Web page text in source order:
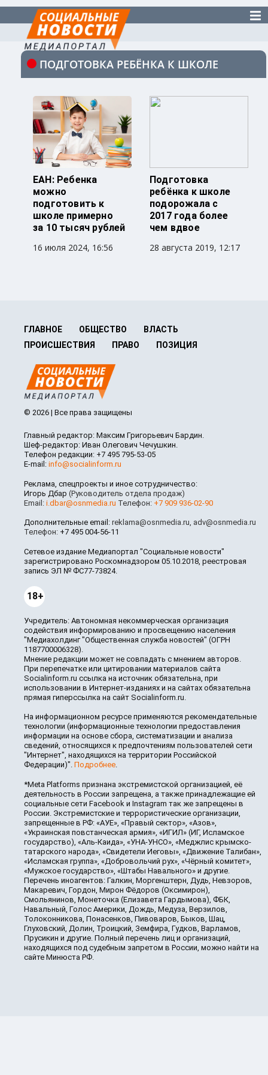
ПОДГОТОВКА РЕБЁНКА К ШКОЛЕ
ЕАН: Ребенка
можно
подготовить к
школе примерно
за 10 тысяч рублей
16 июля 2024, 16:56
Подготовка
ребёнка к школе
подорожала с
2017 года более
чем вдвое
28 августа 2019, 12:17
ГЛАВНОЕ ОБЩЕСТВО
ВЛАСТЬ
ПРОИСШЕСТВИЯ
ПРАВО ПОЗИЦИЯ
© 2026 | Все права защищены
Главный редактор: Максим Григорьевич Бардин.
Шеф-редактор: Иван Олегович Чечушкин.
Телефон редакции: +7 495 795-53-05
E-mail: info@socialinform.ru
Реклама, спецпроекты и иное сотрудничество:
Игорь Дбар (Руководитель отдела продаж)
Email: i.dbar@osnmedia.ru Телефон: +7 909 936-02-90
Дополнительные email: reklama@osnmedia.ru, adv@osnmedia.ru
Телефон: +7 495 004-56-11
Сетевое издание Медиапортал "Социальные новости"
зарегистрировано Роскомнадзором 05.10.2018, реестровая
запись ЭЛ № ФС77-73824.
18+
Учредитель: Автономная некоммерческая организация
содействия информированию и просвещению населения
"Медиахолдинг "Общественная служба новостей" (ОГРН
1187700006328).
Мнение редакции может не совпадать с мнением авторов.
При перепечатке или цитировании материалов сайта
Socialinform.ru ссылка на источник обязательна, при
использовании в Интернет-изданиях и на сайтах обязательна
прямая гиперссылка на сайт Socialinform.ru.
На информационном ресурсе применяются рекомендательные
технологии (информационные технологии предоставления
информации на основе сбора, систематизации и анализа
сведений, относящихся к предпочтениям пользователей сети
"Интернет", находящихся на территории Российской
Федерации)". Подробнее.
*Meta Platforms признана экстремистской организацией, её
деятельность в России запрещена, а также принадлежащие ей
социальные сети Facebook и Instagram так же запрещены в
России. Экстремистские и террористические организации,
запрещенные в РФ: «АУЕ», «Правый сектор», «Азов»,
«Украинская повстанческая армия», «ИГИЛ» (ИГ, Исламское
государство), «Аль-Каида», «УНА-УНСО», «Меджлис крымско-
татарского народа», «Свидетели Иеговы», «Движение Талибан»,
«Исламская группа», «Добровольчий рух», «Чёрный комитет»,
«Мужское государство», «Штабы Навального» и другие.
Перечень иноагентов: Галкин, Моргенштерн, Дудь, Невзоров,
Макаревич, Гордон, Мирон Фёдоров (Оксимирон),
Смольянинов, Монеточка (Елизавета Гардымова), ФБК,
Навальный, Голос Америки, Дождь, Медуза, Верзилов,
Толоконникова, Понасенков, Пивоваров, Быков, Шац,
Глуховский, Долин, Троицкий, Земфира, Гудков, Варламов,
Прусикин и другие. Полный перечень лиц и организаций,
находящихся под судебным запретом в России, можно найти на
сайте Минюста РФ.